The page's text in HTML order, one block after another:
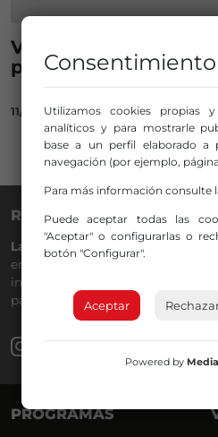
Vuelve el programa
personas cuidadoras
11/01/2022
RADIO NERVIÓN
La Gran Familiadesde hace
emisora de Bilbao para todos los
información a menos cinco,
participación de los oyentes.
PROGRAMAS
Utilizamos cookies propias
analíticos y para mostrarle
base a un perfil elaborado a
navegación (por ejemplo,
Para más información consulte
Puede aceptar todas las
"Aceptar" o configurarlas o
botón "Configurar".
Aceptar
Powered by